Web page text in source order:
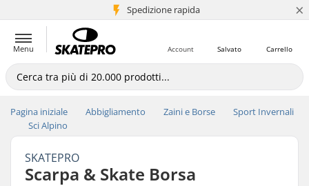
Spedizione rapida
+5 mln di clienti ×
Menu Carrello
Salvato
Account
Pagina iniziale Abbigliamento Zaini e Borse
Sport Invernali
Sci Alpino
SKATEPRO
Scarpa & Skate Borsa